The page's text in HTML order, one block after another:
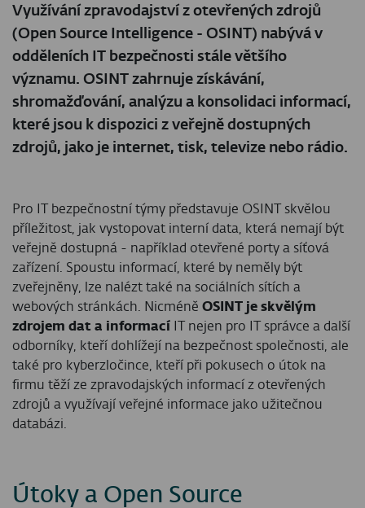
Využívání zpravodajství z otevřených zdrojů
(Open Source Intelligence - OSINT) nabývá v
odděleních IT bezpečnosti stále většího
významu. OSINT zahrnuje získávání,
shromažďování, analýzu a konsolidaci informací,
které jsou k dispozici z veřejně dostupných
zdrojů, jako je internet, tisk, televize nebo rádio.
Pro IT bezpečnostní týmy představuje OSINT skvělou
příležitost, jak vystopovat interní data, která nemají být
veřejně dostupná - například otevřené porty a síťová
zařízení. Spoustu informací, které by neměly být
zveřejněny, lze nalézt také na sociálních sítích a
webových stránkách. Nicméně OSINT je skvělým
zdrojem dat a informací IT nejen pro IT správce a další
odborníky, kteří dohlížejí na bezpečnost společnosti, ale
také pro kyberzločince, kteří při pokusech o útok na
firmu těží ze zpravodajských informací z otevřených
zdrojů a využívají veřejné informace jako užitečnou
databázi.
Útoky a Open Source